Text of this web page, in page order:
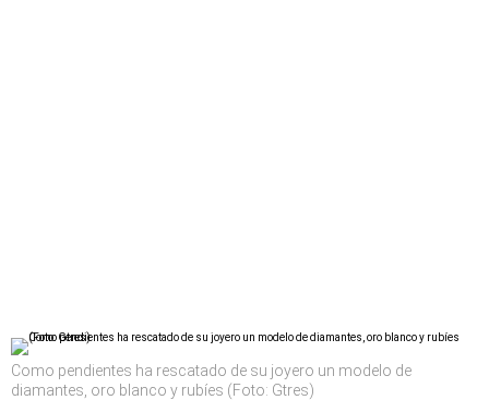
Como pendientes ha rescatado de su joyero un modelo de
diamantes, oro blanco y rubíes (Foto: Gtres)